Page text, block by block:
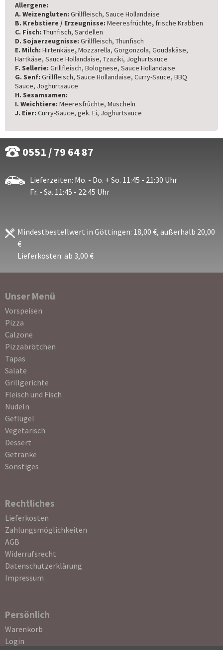
Allergene:
A. Weizengluten: Grillfleisch, Sauce Hollandaise
B. Krebstiere / Erzeugnisse: Meeresfrüchte, frische Krabben
C. Fisch: Thunfisch, Sardellen
D. Sojaerzeugnisse: Grillfleisch, Thunfisch
E. Milch: Hirtenkäse,Mozzarella, Gorgonzola, Goudakäse,
Hartkäse, Sauce Hollandaise, Tzaziki, Joghurtsauce
F. Sellerie: Grillfleisch, Bolognese, Sauce Hollandaise
G. Senf: Grillfleisch, Sauce Hollandaise, Curry-Sauce, BBQ
Sauce, Joghurtsauce
H. Sesamsamen:
I. Weichtiere: Meeresfrüchte, Muscheln
J. Eier: Curry-Sauce, gek. Ei, Joghurtsauce
0551 / 79 64 87
Lieferzeiten: Mo. - Do. + So. 11:45 - 21:30 Uhr
Fr. - Sa. 11:45 - 22:45 Uhr
Mindestbestellwert in Göttingen: 18,00 €, außerhalb 20,00
€
Lieferkosten: ab 3,00 €
Unser Menü
Navigation
überspringen
Vorspeisen
Pizza
Calzone
Pizzabrötchen
Tapas
Salate
Grillgerichte
Fleisch und Fisch
Nudeln
Geflügel
Vegetarisch
Dessert
Getränke
Sonstiges
Rechtliches
Navigation
überspringen
Lieferkosten
Zahlungsmöglichkeiten
AGB
Widerrufsrecht
Datenschutzerklärung
Impressum
Persönlich
Navigation
überspringen
Warenkorb
Login